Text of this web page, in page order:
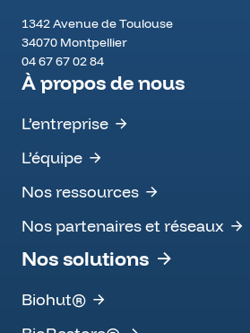
À propos de nous
L’entreprise
L’équipe
Nos ressources
Nos partenaires et réseaux
Nos solutions
Biohut®
1342 Avenue de Toulouse
34070 Montpellier
04 67 67 02 84